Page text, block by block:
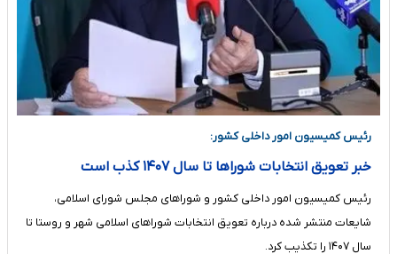
رئیس کمیسیون امور داخلی کشور:
خبر تعویق انتخابات شورا‌ها تا سال ۱۴۰۷ کذب است
رئیس کمیسیون امور داخلی کشور و شورا‌های مجلس شورای اسلامی،
شایعات منتشر شده درباره تعویق انتخابات شورا‌های اسلامی شهر و روستا تا
سال ۱۴۰۷ را تکذیب کرد.